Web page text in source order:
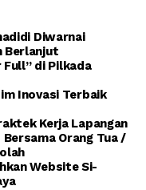
Diwarnai
Berlanjut
Full” di Pilkada
Inovasi Terbaik
Kerja Lapangan
Orang Tua /
Website Si-